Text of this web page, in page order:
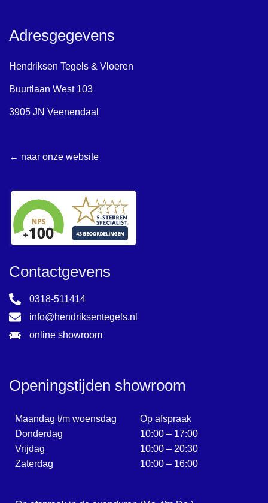
Adresgegevens
Hendriksen Tegels & Vloeren
Buurtlaan West 103
3905 JN Veenendaal
← naar onze website
Contactgevens
0318-511414
info@hendriksentegels.nl
online showroom
Openingstijden showroom
Maandag t/m woensdag
Donderdag
Vrijdag
Zaterdag
Op afspraak
10:00 – 17:00
10:00 – 20:30
10:00 – 16:00